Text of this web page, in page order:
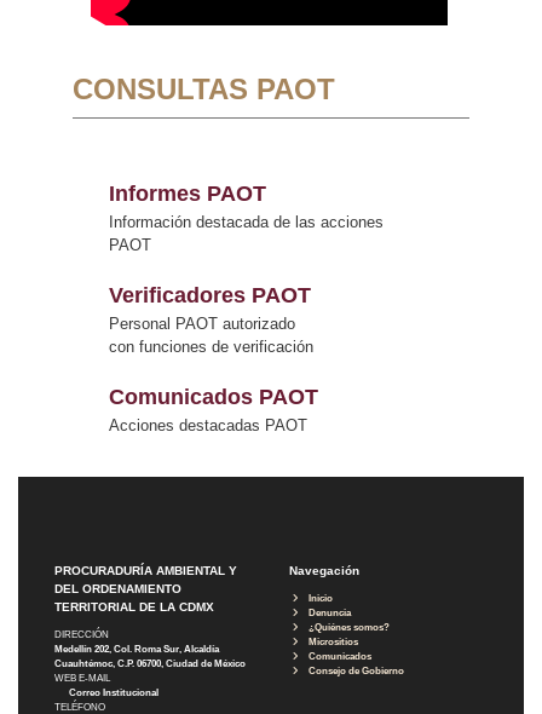
CONSULTAS PAOT
Informes PAOT
Información destacada de las acciones
PAOT
Verificadores PAOT
Personal PAOT autorizado
con funciones de verificación
Comunicados PAOT
Acciones destacadas PAOT
PROCURADURÍA AMBIENTAL Y
DEL ORDENAMIENTO
TERRITORIAL DE LA CDMX
DIRECCIÓN
Medellín 202, Col. Roma Sur, Alcaldía
Cuauhtémoc, C.P. 06700, Ciudad de México
WEB E-MAIL
Correo Institucional
TELÉFONO
Navegación
Inicio
Denuncia
¿Quiénes somos?
Micrositios
Comunicados
Consejo de Gobierno